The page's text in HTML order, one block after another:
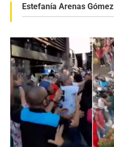
Estefanía Arenas Gómez